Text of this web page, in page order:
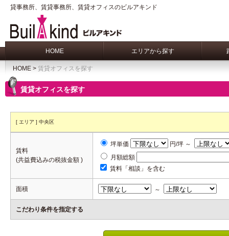
貸事務所、賃貸事務所、賃貸オフィスのビルアキンド
HOME エリアから探す
HOME > 賃貸オフィスを探す
賃貸オフィスを探す
[ エリア ] 中央区
賃料
(共益費込みの税抜金額 )
坪単価
円/坪 ～
月額総額
賃料「相談」を含む
面積 ～
こだわり条件を指定する